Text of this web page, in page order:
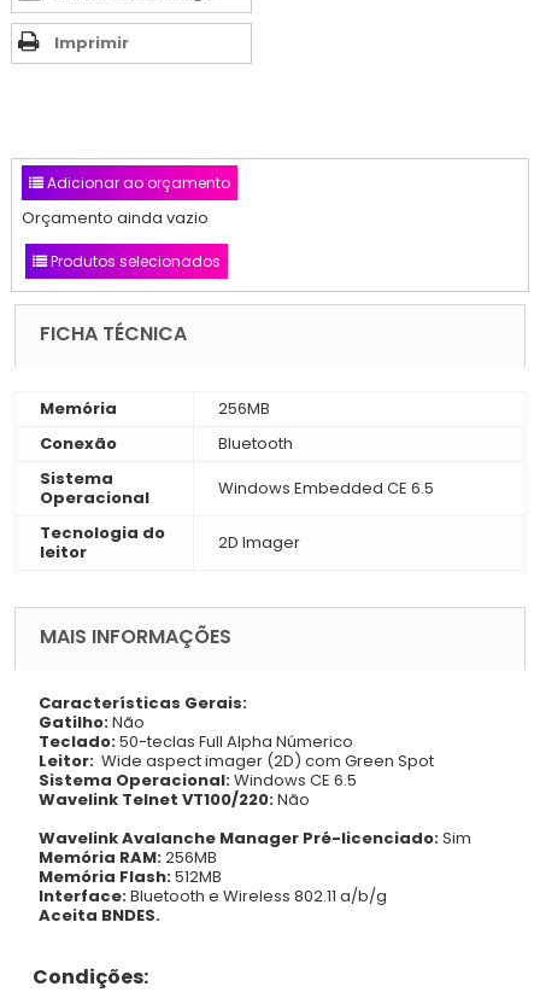
Imprimir
Adicionar ao orçamento
Orçamento ainda vazio
Produtos selecionados
FICHA TÉCNICA
Memória
256MB
Conexão
Bluetooth
Sistema
Operacional
Windows Embedded CE 6.5
Tecnologia do
leitor
2D Imager
MAIS INFORMAÇÕES
Características Gerais:
Gatilho:Não
Teclado:50-teclas Full Alpha Númerico
Leitor: Wide aspect imager (2D) com Green Spot
Sistema Operacional:Windows CE 6.5
Wavelink Telnet VT100/220:Não
Wavelink Avalanche Manager Pré-licenciado:Sim
Memória RAM:256MB
Memória Flash:512MB
Interface:Bluetooth e Wireless 802.11 a/b/g
Aceita BNDES.
Condições: